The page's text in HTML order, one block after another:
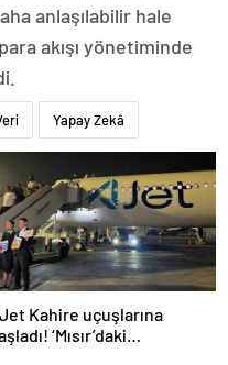
anlaşılabilir hale
akışı yönetiminde
Yapay Zekâ
Kahire uçuşlarına
‘Mısır’daki